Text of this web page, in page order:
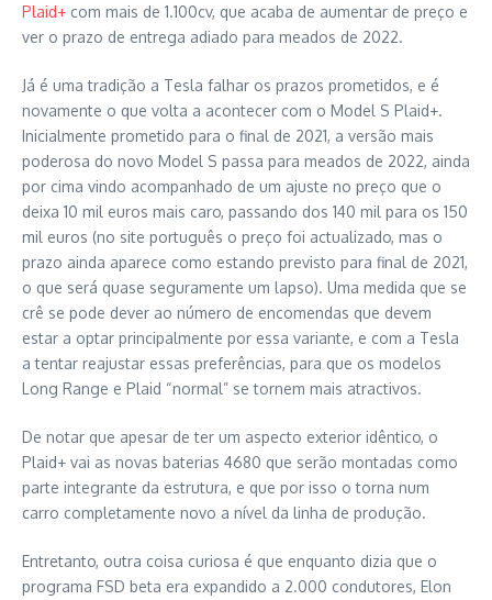
Plaid+ com mais de 1.100cv, que acaba de aumentar de preço e
ver o prazo de entrega adiado para meados de 2022.
Já é uma tradição a Tesla falhar os prazos prometidos, e é
novamente o que volta a acontecer com o Model S Plaid+.
Inicialmente prometido para o final de 2021, a versão mais
poderosa do novo Model S passa para meados de 2022, ainda
por cima vindo acompanhado de um ajuste no preço que o
deixa 10 mil euros mais caro, passando dos 140 mil para os 150
mil euros (no site português o preço foi actualizado, mas o
prazo ainda aparece como estando previsto para final de 2021,
o que será quase seguramente um lapso). Uma medida que se
crê se pode dever ao número de encomendas que devem
estar a optar principalmente por essa variante, e com a Tesla
a tentar reajustar essas preferências, para que os modelos
Long Range e Plaid “normal” se tornem mais atractivos.
De notar que apesar de ter um aspecto exterior idêntico, o
Plaid+ vai as novas baterias 4680 que serão montadas como
parte integrante da estrutura, e que por isso o torna num
carro completamente novo a nível da linha de produção.
Entretanto, outra coisa curiosa é que enquanto dizia que o
programa FSD beta era expandido a 2.000 condutores, Elon